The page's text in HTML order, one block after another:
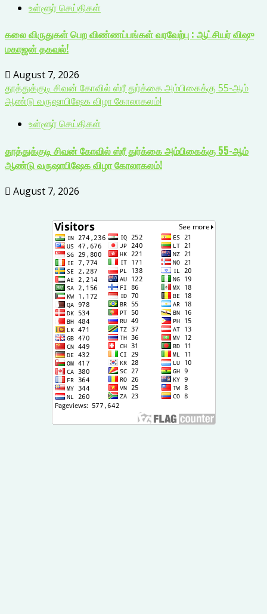
உள்ளூர் செய்திகள்
கலை விருதுகள் பெற விண்ணப்பங்கள் வரவேற்பு : ஆட்சியர் விஷு
மகாஜன் தகவல்!
August 7, 2026
தூத்துக்குடி சிவன் கோவில் ஸ்ரீ துர்க்கை அம்பிகைக்கு 55-ஆம்
ஆண்டு வருஷாபிஷேக விழா கோலாகலம்!
உள்ளூர் செய்திகள்
தூத்துக்குடி சிவன் கோவில் ஸ்ரீ துர்க்கை அம்பிகைக்கு 55-ஆம்
ஆண்டு வருஷாபிஷேக விழா கோலாகலம்!
August 7, 2026